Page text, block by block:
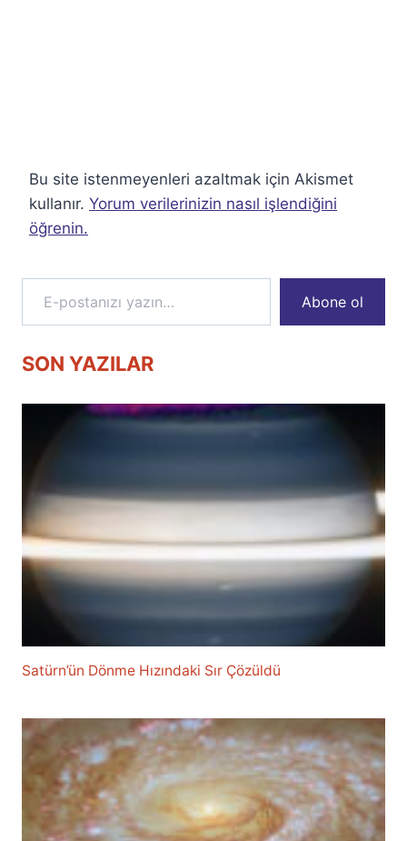
Bu site istenmeyenleri azaltmak için Akismet
kullanır. Yorum verilerinizin nasıl işlendiğini
öğrenin.
E-postanızı yazın…
Abone ol
SON YAZILAR
Satürn’ün Dönme Hızındaki Sır Çözüldü